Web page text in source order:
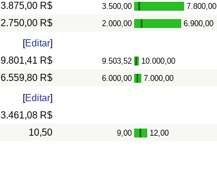
3.875,00 R$ 3.500,00 - 7.800,00
2.750,00 R$ 2.000,00 - 6.900,00
[Editar]
9.801,41 R$ 9.503,52 - 10.000,00
6.559,80 R$ 6.000,00 - 7.000,00
[Editar]
3.461,08 R$
10,50 9,00 - 12,00